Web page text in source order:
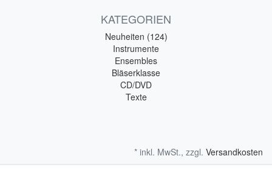
KATEGORIEN
Neuheiten (124)
Instrumente
Ensembles
Bläserklasse
CD/DVD
Texte
* inkl. MwSt., zzgl. Versandkosten